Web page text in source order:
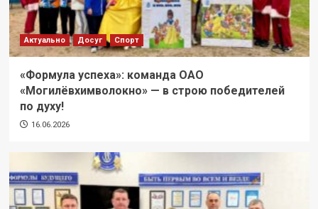
Актуально Досуг Спорт
«Формула успеха»: команда ОАО
«Могилёвхимволокно» — в строю победителей
по духу!
16.06.2026